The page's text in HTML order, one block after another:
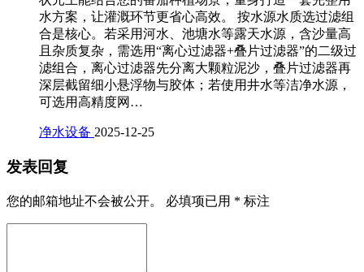
水方案，让灌溉环节更省心高效。 按水源水质选过滤组
合是核心。若采用河水、池塘水等露天水源，含沙量高
且杂质复杂，需选用“离心过滤器+叠片过滤器”的二级过
滤组合，离心过滤器先分离大颗粒泥沙，叠片过滤器再
深层截留细小悬浮物与胶体；若使用井水等洁净水源，
可选用高精度网…
净水设备 2025-12-25
发表回复
您的邮箱地址不会被公开。 必填项已用 * 标注